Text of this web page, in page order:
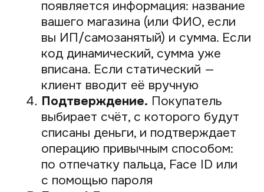
Недостатки:
Нужен интернет.И у вас,
и у клиента должен быть
стабильный доступ в интернет для
совершения операции.
Нет кешбэка от банков.
Некоторые клиенты могут
предпочесть оплату картой, чтобы
получить банковский кэшбэк. При
оплате через СБП он чаще всего
не начисляется. Однако есть банки,
которые предлагают кешбэк
за оплату по QR, но это зависит
от условий конкретного банка.
Человеческий фактор.При